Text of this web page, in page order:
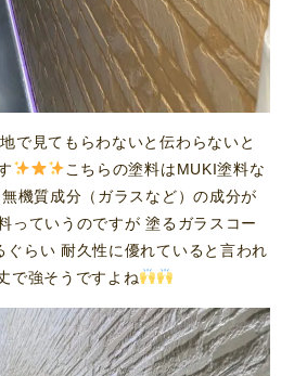
で見てもらわないと伝わらないと
こちらの塗料はMUKI塗料な
機質成分（ガラスなど）の成分が
っていうのですが 塗るガラスコー
ぐらい 耐久性に優れていると言われ
で強そうですよね